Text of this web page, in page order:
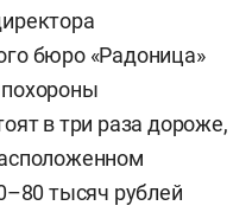
бюро «Радоница»
похороны
в три раза дороже,
тысяч рублей